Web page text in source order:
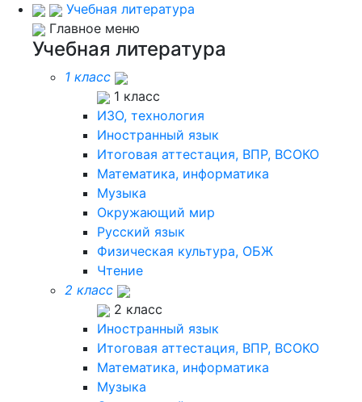
Учебная литература
Главное меню
Учебная литература
1 класс
1 класс
ИЗО, технология
Иностранный язык
Итоговая аттестация, ВПР, ВСОКО
Математика, информатика
Музыка
Окружающий мир
Русский язык
Физическая культура, ОБЖ
Чтение
2 класс
2 класс
Иностранный язык
Итоговая аттестация, ВПР, ВСОКО
Математика, информатика
Музыка